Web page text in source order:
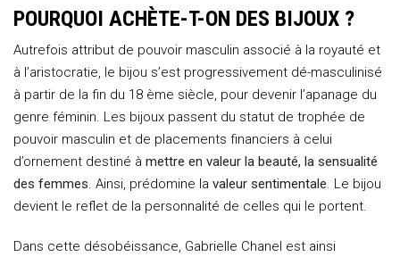
POURQUOI ACHÈTE-T-ON DES BIJOUX ?
Autrefois attribut de pouvoir masculin associé à la royauté et
à l’aristocratie, le bijou s’est progressivement dé-masculinisé
à partir de la fin du 18 ème siècle, pour devenir l’apanage du
genre féminin. Les bijoux passent du statut de trophée de
pouvoir masculin et de placements financiers à celui
d’ornement destiné à mettre en valeur la beauté, la sensualité
des femmes. Ainsi, prédomine la valeur sentimentale. Le bijou
devient le reflet de la personnalité de celles qui le portent.
Dans cette désobéissance, Gabrielle Chanel est ainsi